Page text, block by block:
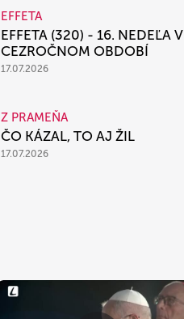
EFFETA
EFFETA (320) - 16. NEDEĽA V
CEZROČNOM OBDOBÍ
17.07.2026
Z PRAMEŇA
ČO KÁZAL, TO AJ ŽIL
17.07.2026